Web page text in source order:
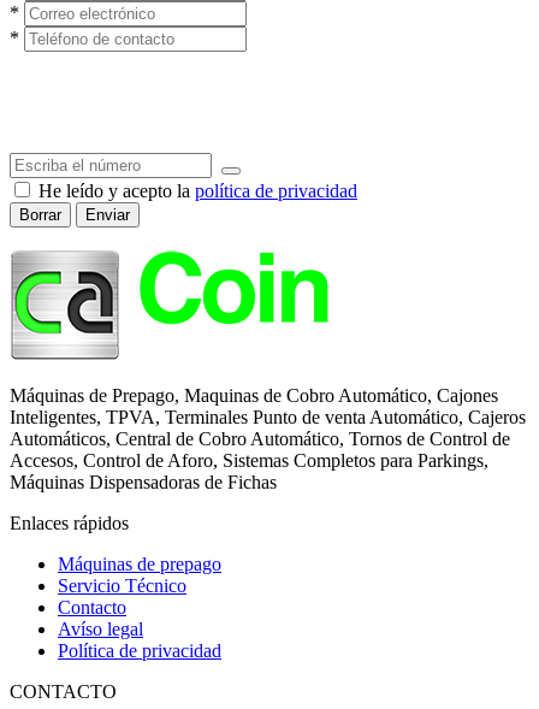
*
*
He leído y acepto la política de privacidad
Borrar Enviar
Máquinas de Prepago, Maquinas de Cobro Automático, Cajones
Inteligentes, TPVA, Terminales Punto de venta Automático, Cajeros
Automáticos, Central de Cobro Automático, Tornos de Control de
Accesos, Control de Aforo, Sistemas Completos para Parkings,
Máquinas Dispensadoras de Fichas
Enlaces rápidos
Máquinas de prepago
Servicio Técnico
Contacto
Avíso legal
Política de privacidad
CONTACTO